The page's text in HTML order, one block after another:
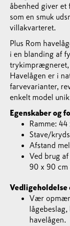
åbenhed giver
som en smuk
villakvarteret.
Plus Rom
i en blanding af
trykimprægneret,
Havelågen er i
farvevarianter,
enkelt model unik.
Egenskaber og
Ramme:
Stave/
Afstand
Ved brug
90 x 90 cm
Vedligeholdelse
Vær
havelågen.